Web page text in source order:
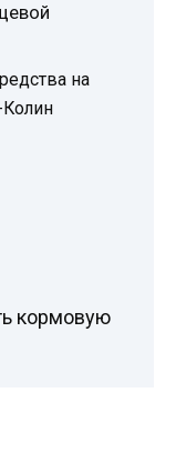
на
кормовую